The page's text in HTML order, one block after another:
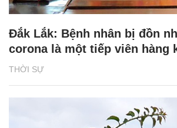
THỜI SỰ
Đắk Lắk: Bệnh nhân bị đồn
corona là một tiếp viên hàng